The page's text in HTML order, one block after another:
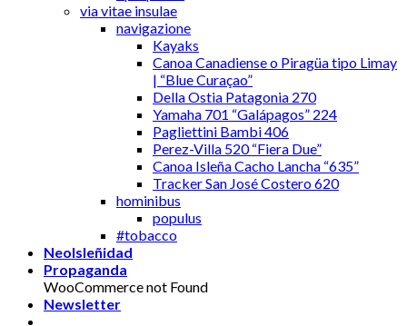
via vitae insulae
navigazione
Kayaks
Canoa Canadiense o Piragüa tipo Limay
| “Blue Curaçao”
Della Ostia Patagonia 270
Yamaha 701 “Galápagos” 224
Pagliettini Bambi 406
Perez-Villa 520 “Fiera Due”
Canoa Isleña Cacho Lancha “635”
Tracker San José Costero 620
hominibus
populus
#tobacco
NeoIsleñidad
Propaganda
WooCommerce not Found
Newsletter